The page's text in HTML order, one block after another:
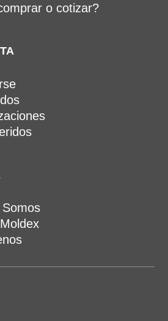
o cotizar?